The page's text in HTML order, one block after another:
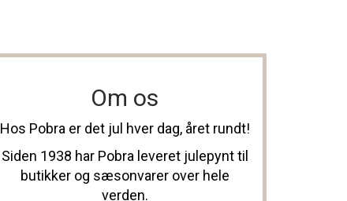
Om os
Hos Pobra er det jul hver dag, året rundt!
Siden 1938 har Pobra leveret julepynt til
butikker og sæsonvarer over hele
verden.